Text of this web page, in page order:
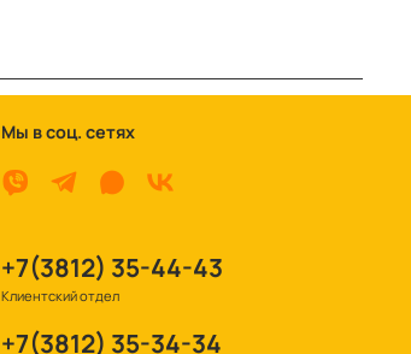
Мы в соц. сетях
+7(3812) 35-44-43
Клиентский отдел
+7(3812) 35-34-34